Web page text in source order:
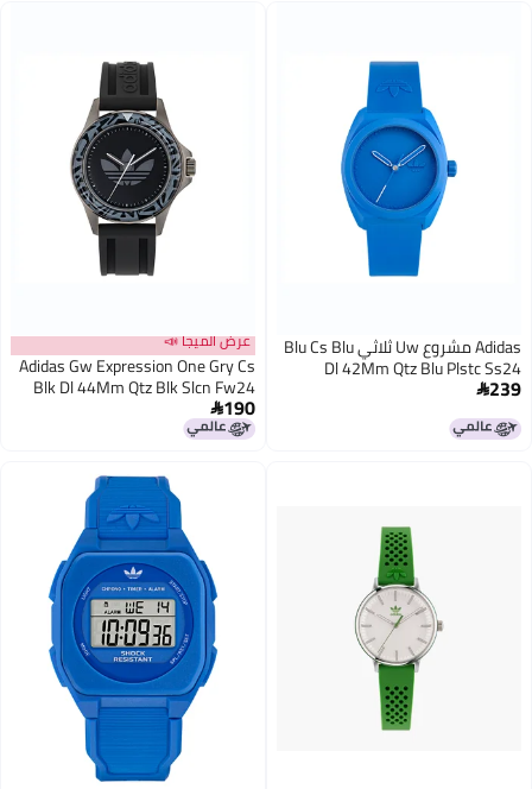
Adidas مشروع Uw ثلاثي Blu Cs Blu
Dl 42Mm Qtz Blu Plstc Ss24
239
عرض الميجا 📣
Adidas Gw Expression One Gry Cs
Blk Dl 44Mm Qtz Blk Slcn Fw24
190